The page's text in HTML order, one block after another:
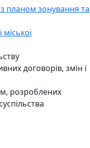
планом зонування та
міської
договорів, змін і
розроблених